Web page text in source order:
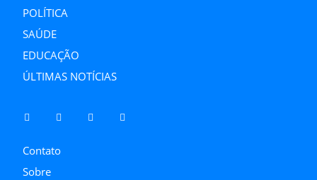
POLÍTICA
SAÚDE
EDUCAÇÃO
ÚLTIMAS NOTÍCIAS
Contato
Sobre